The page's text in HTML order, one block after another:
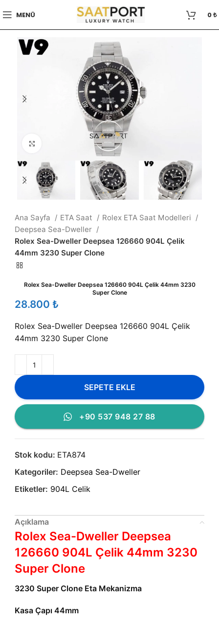
MENÜ 0₺
Büyütmek için tıklayın
Ana Sayfa ETA Saat
Rolex ETA Saat Modelleri
Deepsea Sea-Dweller
Rolex Sea-Dweller Deepsea 126660 904L Çelik
44mm 3230 Super Clone
Rolex Sea-Dweller Deepsea 126660 904L Çelik 44mm 3230
Super Clone
₺
Rolex Sea-Dweller Deepsea 126660 904L Çelik
44mm 3230 Super Clone
SEPETE EKLE
+90 537 948 27 88
Stok kodu: ETA874
Kategoriler: Deepsea Sea-Dweller
Etiketler: 904L Celik
Açıklama
Rolex Sea-Dweller Deepsea
126660 904L Çelik 44mm 3230
Super Clone
3230 Super Clone Eta Mekanizma
Kasa Çapı 44mm